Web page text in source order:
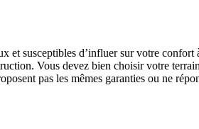
et susceptibles d’influer sur votre confort
Vous devez bien choisir votre
pas les mêmes garanties ou ne